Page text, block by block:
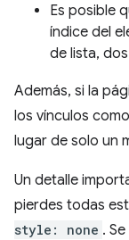
Es posible
índice del
de lista,
Además, si la
los vínculos
lugar de solo un
Un detalle
pierdes todas
style: none .